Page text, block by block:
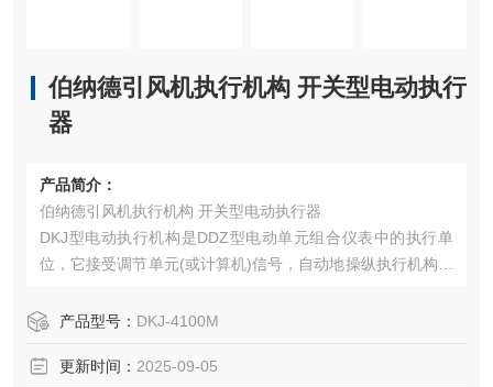
伯纳德引风机执行机构 开关型电动执行
器
产品简介：
伯纳德引风机执行机构 开关型电动执行器
DKJ型电动执行机构是DDZ型电动单元组合仪表中的执行单
位，它接受调节单元(或计算机)信号，自动地操纵执行机构完
供热、轻工、水处理等行业。
产品型号： DKJ-4100M
更新时间： 2025-09-05